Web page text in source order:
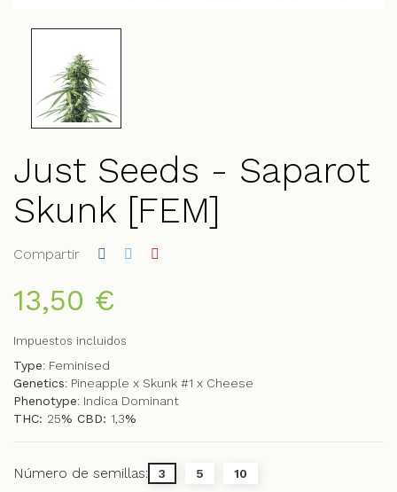
Just Seeds - Saparot
Skunk [FEM]
Compartir
13,50 €
Impuestos incluidos
Type: Feminised
Genetics: Pineapple x Skunk #1 x Cheese
Phenotype: Indica Dominant
THC: 25% CBD: 1,3%
Número de semillas: 3 5 10